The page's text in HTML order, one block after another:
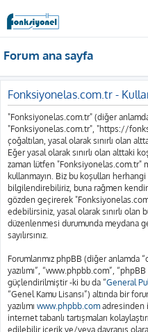
Forum ana sayfa
Fonksiyonelas.com.tr -
"Fonksiyonelas.com.tr" (diğer
"Fonksiyonelas.com.tr", "https://
çoğaltılan, yasal olarak sınırlı olan
Eğer yasal olarak sınırlı olan alttaki
zaman lütfen "Fonksiyonelas.com.tr"
kullanmayın. Biz bu koşulları
bilgilendirebiliriz, buna rağmen
gözden geçirerek
edebilirsiniz, yasal olarak sınırlı
düzenlenmesi durumunda meydana
sayılırsınız.
Forumlarımız phpBB (diğer anlamda
yazılımı”, “www.phpbb.com”,
güçlendirilmiştir -ki bu da “General
“Genel Kamu Lisansı”) altında bir
yazılımı www.phpbb.com adresinden
internet tabanlı tartışmaları
edilebilir içerik ve/veya davranış